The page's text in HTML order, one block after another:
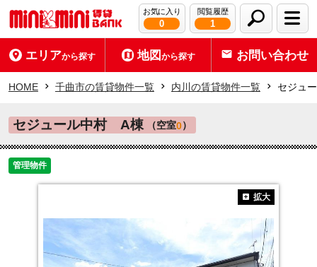
お気に入り
0
閲覧履歴
1
エリアから探す 地図から探す お問い合わせ
HOME 千曲市の賃貸物件一覧 内川の賃貸物件一覧 セジュ
セジュール中村 A棟 （空室0）
管理物件
拡大